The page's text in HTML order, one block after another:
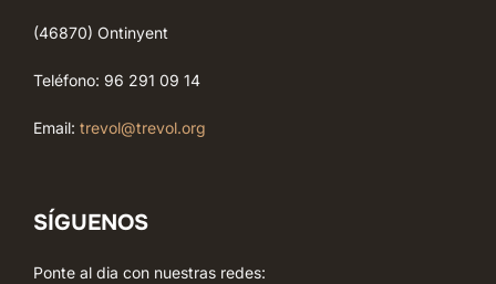
(46870) Ontinyent
Teléfono: 96 291 09 14
Email: trevol@trevol.org
SÍGUENOS
Ponte al dia con nuestras redes: